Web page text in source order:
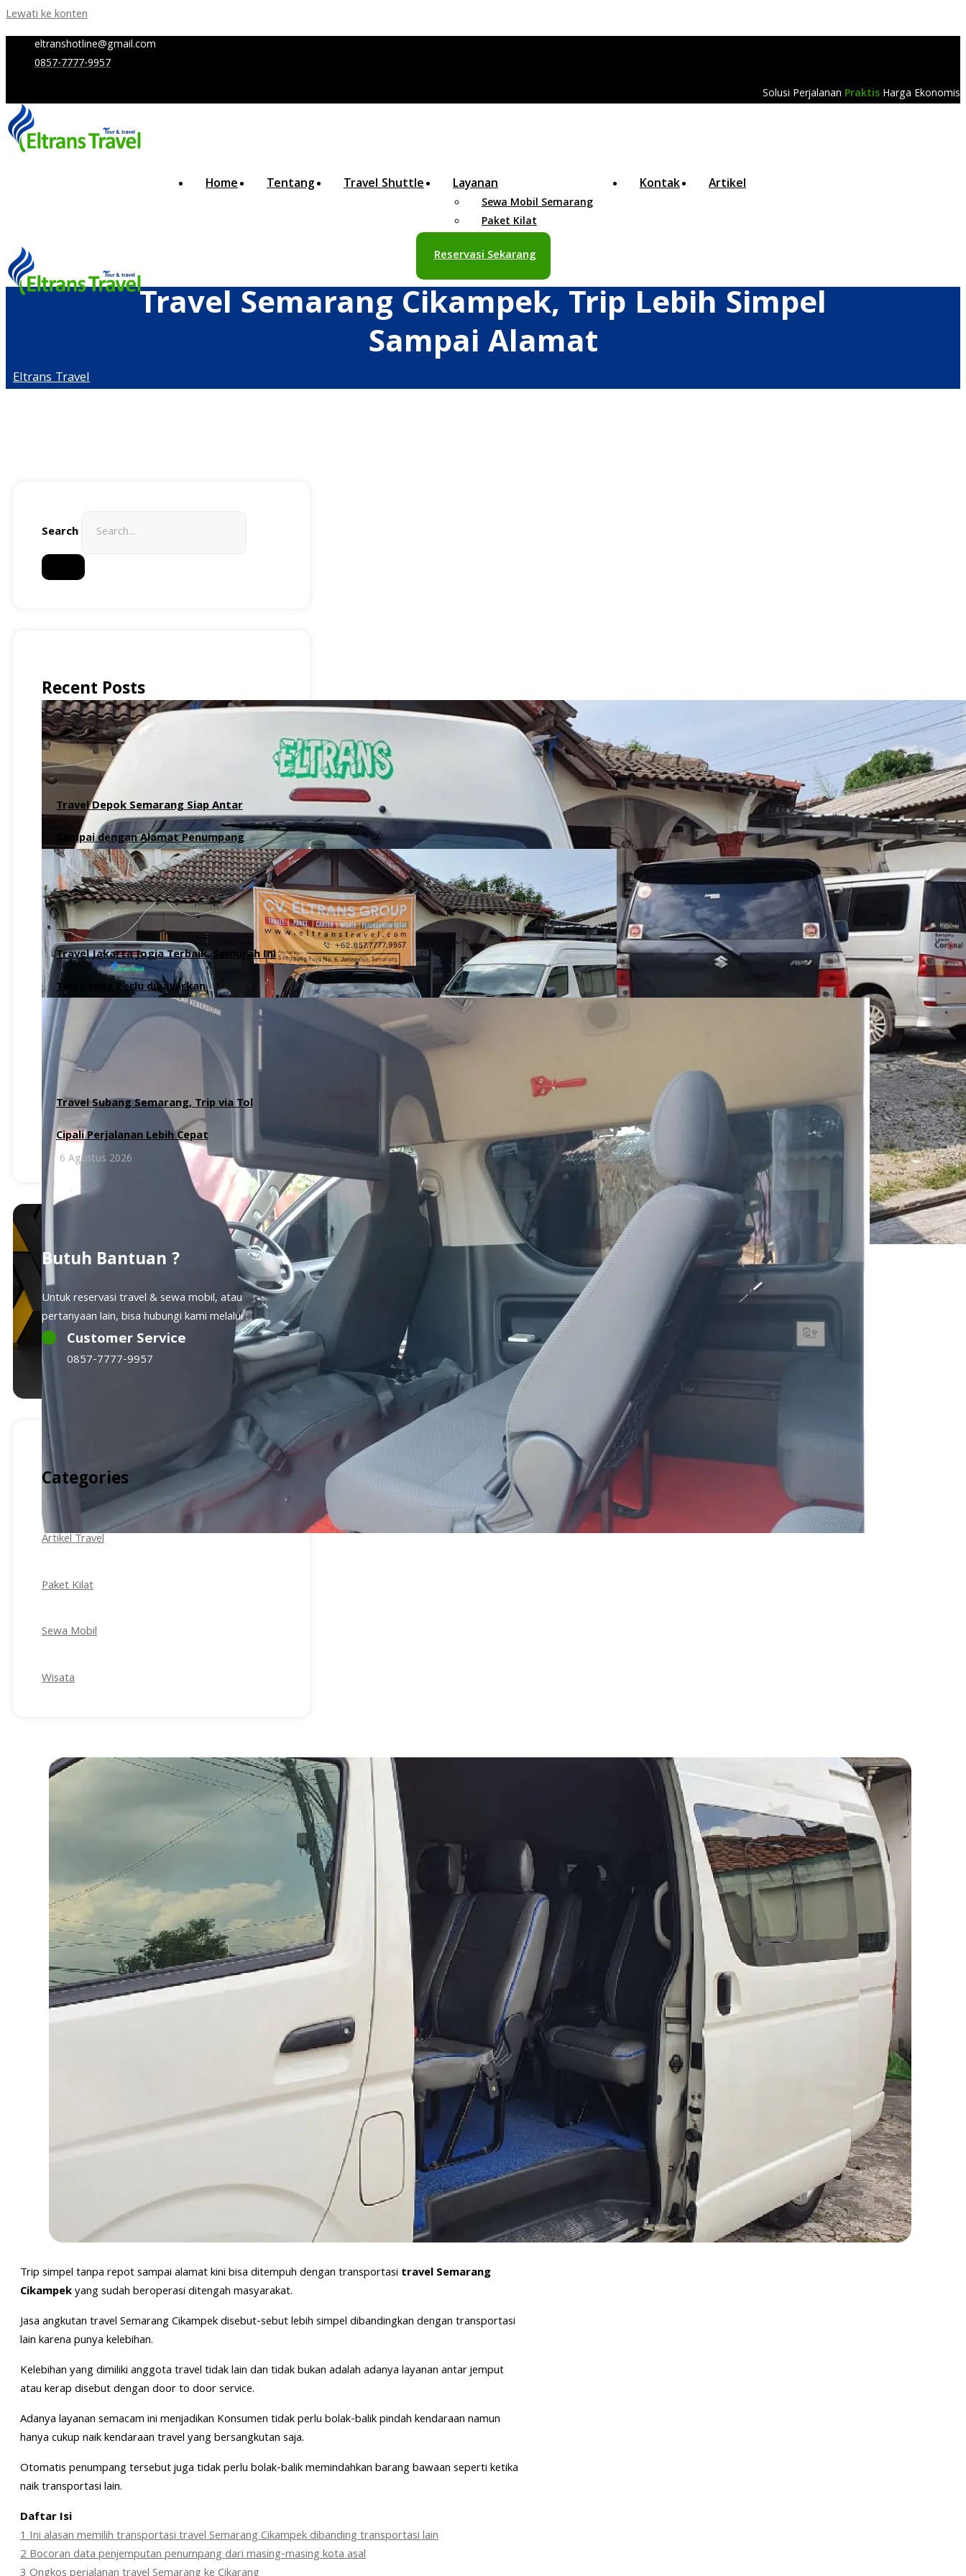
Lewati ke konten
eltranshotline@gmail.com
0857-7777-9957
Solusi Perjalanan Praktis Harga Ekonomis
Home Tentang Travel Shuttle Layanan
Sewa Mobil Semarang
Paket Kilat
Kontak Artikel
Reservasi Sekarang
Travel Semarang Cikampek, Trip Lebih Simpel
Sampai Alamat
Eltrans Travel
Search
Recent Posts
Travel Depok Semarang Siap Antar
Sampai dengan Alamat Penumpang
6 Agustus 2026
Travel Jakarta Jogja Terbaik, Semurah Ini
Tiket yang Perlu dibayarkan
6 Agustus 2026
Travel Subang Semarang, Trip via Tol
Cipali Perjalanan Lebih Cepat
6 Agustus 2026
Butuh Bantuan ?
Untuk reservasi travel & sewa mobil, atau
pertanyaan lain, bisa hubungi kami melalui :
Customer Service
0857-7777-9957
Categories
Artikel Travel
Paket Kilat
Sewa Mobil
Wisata
Trip simpel tanpa repot sampai alamat kini bisa ditempuh dengan transportasi travel Semarang
Cikampekyang sudah beroperasi ditengah masyarakat.
Jasa angkutan travel Semarang Cikampek disebut-sebut lebih simpel dibandingkan dengan transportasi
lain karena punya kelebihan.
Kelebihan yang dimiliki anggota travel tidak lain dan tidak bukan adalah adanya layanan antar jemput
atau kerap disebut dengan door to door service.
Adanya layanan semacam ini menjadikan Konsumen tidak perlu bolak-balik pindah kendaraan namun
hanya cukup naik kendaraan travel yang bersangkutan saja.
Otomatis penumpang tersebut juga tidak perlu bolak-balik memindahkan barang bawaan seperti ketika
naik transportasi lain.
Daftar Isi
1Ini alasan memilih transportasi travel Semarang Cikampek dibanding transportasi lain
2Bocoran data penjemputan penumpang dari masing-masing kota asal